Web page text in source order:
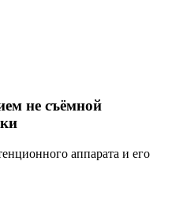
не съёмной
аппарата и его